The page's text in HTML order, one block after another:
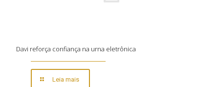
Davi reforça confiança na urna eletrônica
Leia mais